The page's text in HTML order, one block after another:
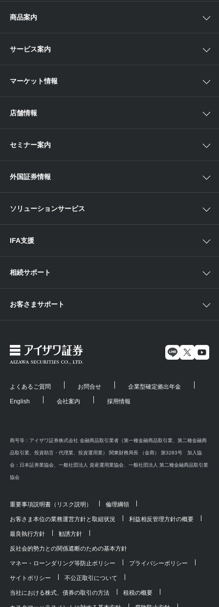
αポート
商品案内
欧米株
ETF・ETN・REIT
ラップサービス
新商品情報
サービス案内
取引ツール
各種お手続き
便利なサービス
当社サービスのご利用にあたって
マーケット情報
店舗情報
近畿
セミナー案内
外国証券情報
ソリューションサービス
IFA支援
相続サポート
お客さまサポート
よくあるご質問 お問合せ 企業型確定拠出年金
English 会社案内 採用情報
商号等：アイザワ証券株式会社 金融商品取引業者（第一種金融商品取引業、第二種金融商
品取引業、投資助言・代理業、投資運用業） 関東財務局長 （金商） 第3283号 加入協
会：日本証券業協会、一般社団法人 資産運用業協会、一般社団法人 第二種金融商品取引業
協会
重要事項説明書（リスク説明） 倫理綱領
お客さま本位の業務運営方針と取組状況 利益相反管理方針の概要
最良執行方針 勧誘方針
反社会的勢力との関係遮断のための基本方針
マネー・ローンダリング等防止ポリシー プライバシーポリシー
サイトポリシー 不公正取引について
当社における株式、債券の取引の方法 租税の概要